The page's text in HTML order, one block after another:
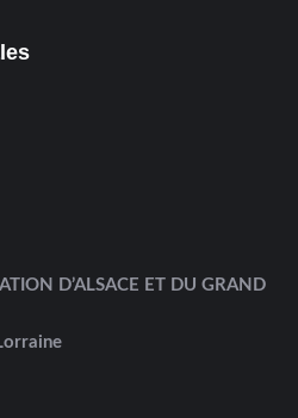
D’ALSACE ET DU GRAND